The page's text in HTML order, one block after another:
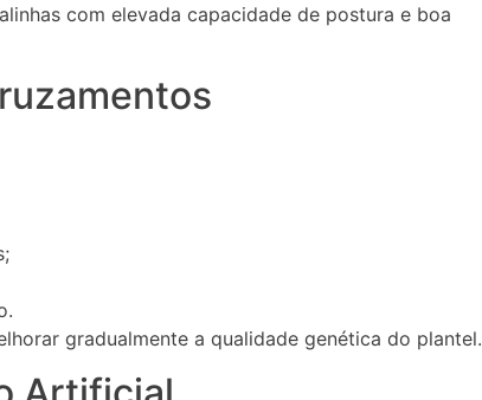
com elevada capacidade de postura e boa
gradualmente a qualidade genética do plantel.